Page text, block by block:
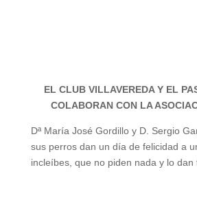
EL CLUB VILLAVEREDA Y EL
COLABORAN CON LA
Dª María José Gordillo y D. Sergio
sus perros dan un día de felicidad a
incleíbes, que no piden nada y lo dan